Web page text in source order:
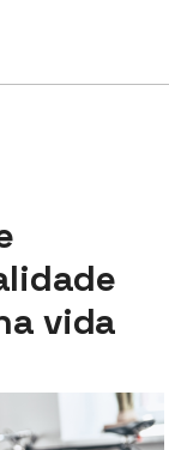
vida